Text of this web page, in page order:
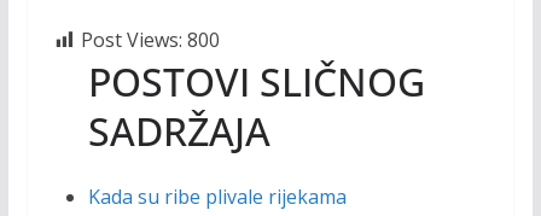
Post Views: 800
POSTOVI SLIČNOG
SADRŽAJA
Kada su ribe plivale rijekama